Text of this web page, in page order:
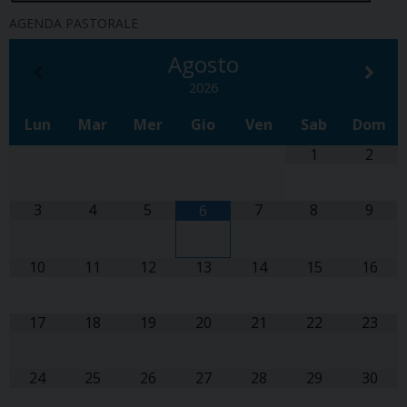
AGENDA PASTORALE
Agosto
2026
Lun Mar Mer Gio Ven Sab
Dom
1
2
3 4 5 6 7 8 9
10 11 12 13 14 15 16
17 18 19 20 21 22 23
24 25 26 27 28 29 30